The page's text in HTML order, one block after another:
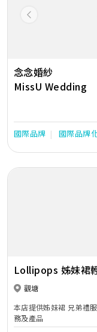
Previous
念念婚紗
MissU Wedding
國際品牌 國際品牌
Lollipops 姊妹裙
觀塘
本店提供姊妹裙 兄弟禮
務及產品